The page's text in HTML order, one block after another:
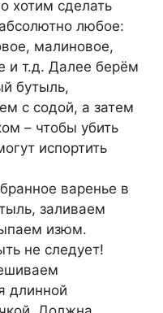
хотим сделать
любое:
малиновое,
и т.д. Далее берём
бутыль,
с содой, а затем
– чтобы убить
испортить
варенье в
заливаем
изюм.
не следует!
длинной